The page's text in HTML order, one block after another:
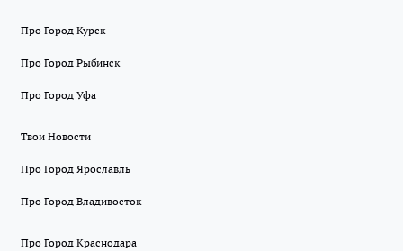
Про Город Курск
Про Город Рыбинск
Про Город Уфа
Твои Новости
Про Город Ярославль
Про Город Владивосток
Про Город Краснодара